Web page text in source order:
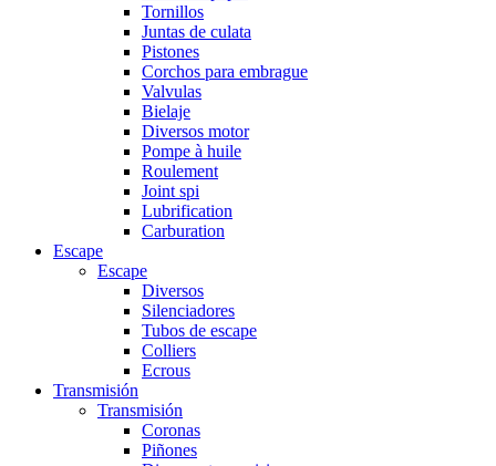
Tornillos
Juntas de culata
Pistones
Corchos para embrague
Valvulas
Bielaje
Diversos motor
Pompe à huile
Roulement
Joint spi
Lubrification
Carburation
Escape
Escape
Diversos
Silenciadores
Tubos de escape
Colliers
Ecrous
Transmisión
Transmisión
Coronas
Piñones